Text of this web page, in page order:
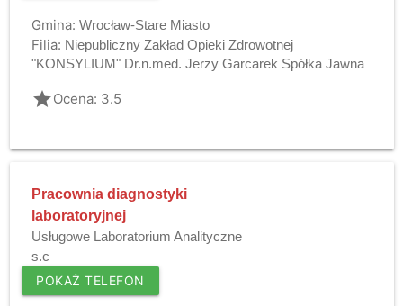
Gmina: Wrocław-Stare Miasto
Filia: Niepubliczny Zakład Opieki Zdrowotnej
"KONSYLIUM" Dr.n.med. Jerzy Garcarek Spółka Jawna
gradeOcena: 3.5
Pracownia diagnostyki
laboratoryjnej
Usługowe Laboratorium Analityczne
s.c
POKAŻ TELEFON